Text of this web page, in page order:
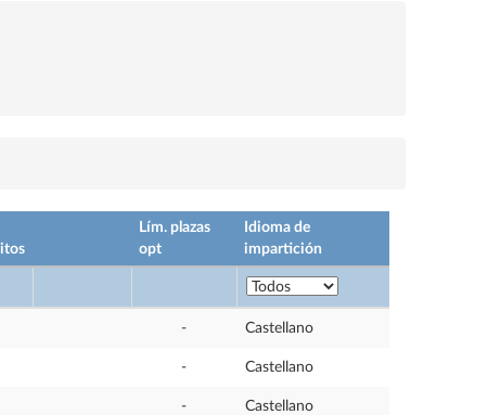
Lím. plazas
opt
Idioma de
impartición
- Castellano
- Castellano
- Castellano